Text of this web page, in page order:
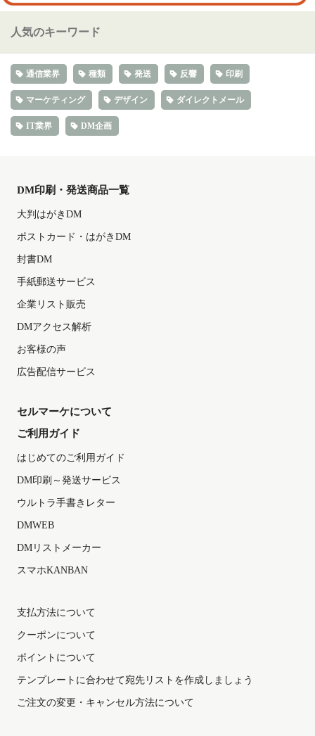
人気のキーワード
通信業界 種類 発送 反響 印刷
マーケティング デザイン ダイレクトメール
IT業界 DM企画
DM印刷・発送商品一覧
大判はがきDM
ポストカード・はがきDM
封書DM
手紙郵送サービス
企業リスト販売
DMアクセス解析
お客様の声
広告配信サービス
セルマーケについて
ご利用ガイド
はじめてのご利用ガイド
DM印刷～発送サービス
ウルトラ手書きレター
DMWEB
DMリストメーカー
スマホKANBAN
支払方法について
クーポンについて
ポイントについて
テンプレートに合わせて宛先リストを作成しましょう